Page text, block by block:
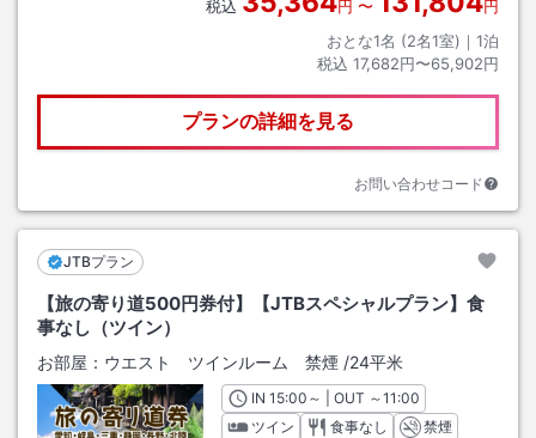
税込
円 〜
円
おとな1名 (2名1室)｜ 1泊
税込 17,682円〜65,902円
プランの詳細を見る
お問い合わせコード
JTBプラン
【旅の寄り道500円券付】【JTBスペシャルプラン】食
事なし（ツイン）
お部屋： ウエスト ツインルーム 禁煙 /24平米
INチェックイン
15:00 ～ | OUT チェックアウト
～11:00
ツイン
食事なし
禁煙